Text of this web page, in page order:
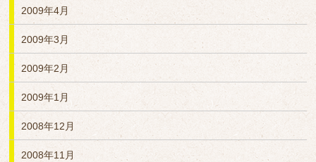
2009年4月
2009年3月
2009年2月
2009年1月
2008年12月
2008年11月